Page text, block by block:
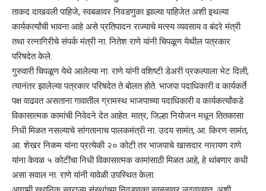
ताकद दाखवली पाहिजे, स्वबळावर निवडणुका झाल्या पाहिजेत अशी इथल्या
कार्यकर्त्यांची भावना आहे असे प्रतिपादन राज्याचे मत्स्य व्यवसाय व बंदरे मंत्री
तथा रत्नागिरीचे संपर्क मंत्री ना. नितेश राणे यांनी चिपळूण येथील पत्रकार
परिषदेत केले.
गुरुवारी चिपळूण येथे आलेल्या ना. राणे यांनी वशिष्टी डेअरी प्रकल्पाला भेट दिली,
त्यानंतर झालेल्या पत्रकार परिषदेत ते बोलत होते. भाजपा पदाधिकारी व कार्यकर्ते
पक्ष वाढवत असताना गावातील ग्रामस्थ भाजपाच्या पदाधिकारी व कार्यकर्त्यांकडे
विकासात्मक कामांची निवेदने देत आहेत. मात्र, जिल्हा नियोजन मधून तितकासा
निधी मिळत नसल्याचे सांगतानाच पालकमंत्री ना. उदय सामंत, आ. किरण सामंत,
आ. शेखर निकम यांना प्रत्येकी २० कोटी तर भाजपाचे खासदार नारायण राणे
यांना केवळ ५ कोटींचा निधी विकासात्मक कामांसाठी मिळत आहे, हे थांबणार कधी
असा सवाल ना. राणे यांनी यावेळी उपस्थित केला.